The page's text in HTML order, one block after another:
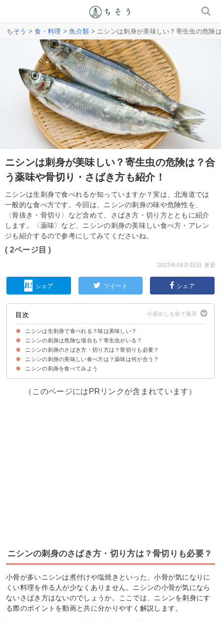
ちそう >食・料理 >魚介類 > ニシンは刺身が美味しい？寄生虫の危険
ニシンは刺身が美味しい？寄生虫の危険は？合
う薬味や骨切り・さばき方も紹介！
ニシンは生刺身で食べれるか知っていますか？実は、北海道では
一般的な食べ方です。今回は、ニシンの刺身の味や危険性を、
〈骨抜き・骨切り〉など含めて、さばき方・切り方とともに紹介
します。〈薬味〉など、ニシンの刺身の美味しい食べ方・アレン
ジも紹介するので参考にしてみてくださいね。
( 2ページ目 )
2023年08月02日 更新
シェア ツイート シェア
目次
ニシンは生刺身で食べれる？味は美味しい？
ニシンの生刺身は北海道では一般的な食べ方
ニシンの刺身の味わい
ニシンの刺身は危険な場合も？寄生虫がいる？
ニシンの刺身は寄生虫がいる可能性がある
寄生虫の被害を予防する方法
ニシンの刺身のさばき方・切り方は？骨切りも必要？
ニシンの刺身のさばき方・切り方の手順
ニシンは小骨が多いので骨抜きではなく骨切りをしよう
ニシンの刺身の美味しい食べ方は？薬味は何が合う？
ニシンの刺身におすすめの薬味・調味料
アレンジ①作り置きもできるニシンのマリネ
アレンジ②小骨が気にならないニシンのたたき
アレンジ③来客用に使えるニシンと大根の酢漬け
ニシンの刺身を食べてみよう
（このページにはPRリンクが含まれています）
ニシンの刺身のさばき方・切り方は？骨切りも必要？
小骨が多いニシンは煮付けや塩焼きといった、小骨が気になりに
くい料理を作る人が少なくありません。ニシンの小骨が気になら
ないさばき方はないのでしょうか。ここでは、ニシンを刺身にす
る際のポイントを動画と共に分かりやすく解説します。